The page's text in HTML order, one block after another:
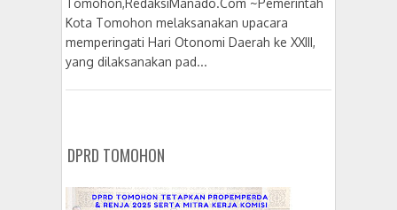
Kota Tomohon melaksanakan upacara
memperingati Hari Otonomi Daerah ke XXIII,
yang dilaksanakan pad...
DPRD TOMOHON